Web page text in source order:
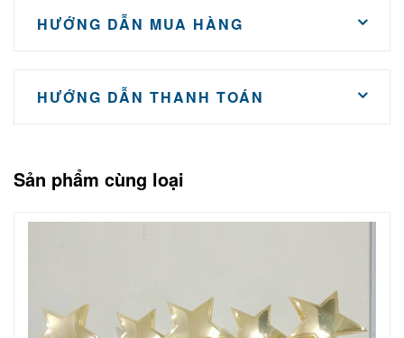
HƯỚNG DẪN MUA HÀNG
HƯỚNG DẪN THANH TOÁN
Sản phẩm cùng loại